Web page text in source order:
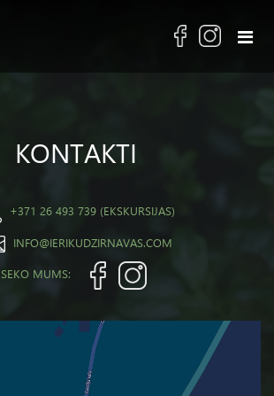
KONTAKTI
+371 26 493 739 (EKSKURSIJAS)
INFO@IERIKUDZIRNAVAS.COM
SEKO MUMS: